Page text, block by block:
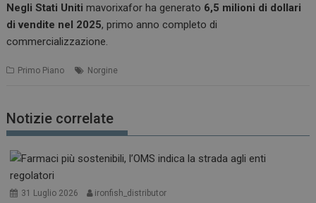
Negli Stati Uniti mavorixafor ha generato 6,5 milioni di dollari
di vendite nel 2025, primo anno completo di
commercializzazione.
Primo Piano Norgine
Notizie correlate
31 Luglio 2026 ironfish_distributor